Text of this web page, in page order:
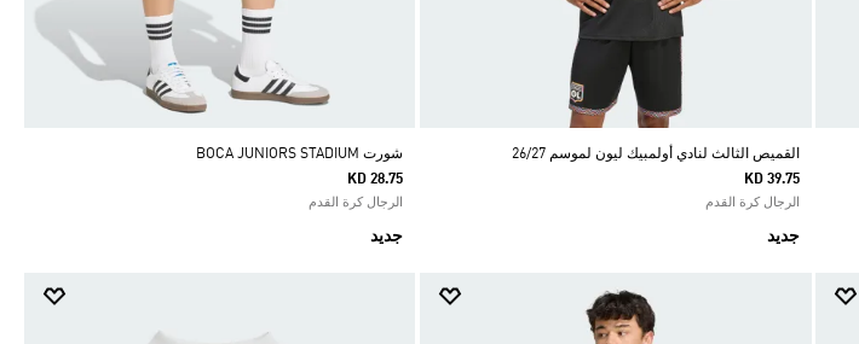
القميص الثالث لنادي أولمبيك ليون لموسم 26/27
KD 39.75
الرجال كرة القدم
جديد
شورت BOCA JUNIORS STADIUM
KD 28.75
الرجال كرة القدم
جديد